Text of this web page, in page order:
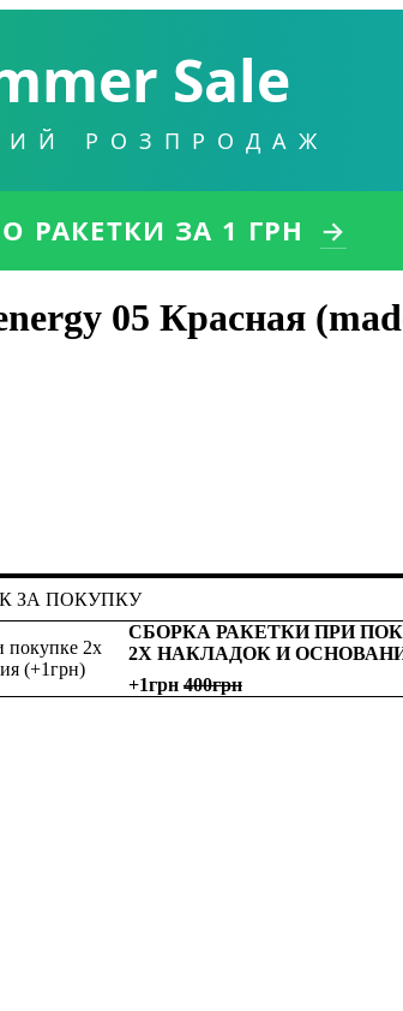
Sale
РОЗПРОДАЖ
РАКЕТКИ ЗА 1 ГРН →
05 Красная
ЗА ПОКУПКУ
СБОРКА РАКЕТКИ ПРИ
2Х НАКЛАДОК И
+1грн 400